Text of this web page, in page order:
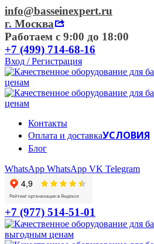
info@basseinexpert.ru
г. Москва
Работаем с 9:00 до 18:00
+7 (499) 714-68-16
Вход / Регистрация
Контакты
Оплата и доставкаУСЛОВИЯ
Блог
WhatsApp WhatsApp VK Telegram
+7 (977) 514-51-01